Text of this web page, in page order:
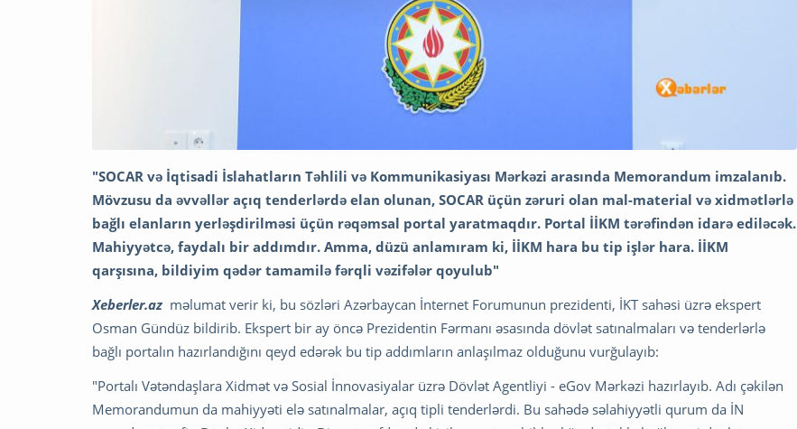
"SOCAR və İqtisadi İslahatların Təhlili və Kommunikasiyası Mərkəzi arasında Memorandum imzalanıb.
Mövzusu da əvvəllər açıq tenderlərdə elan olunan, SOCAR üçün zəruri olan mal-material və xidmətlərlə
bağlı elanların yerləşdirilməsi üçün rəqəmsal portal yaratmaqdır. Portal İİKM tərəfindən idarə ediləcək.
Mahiyyətcə, faydalı bir addımdır. Amma, düzü anlamıram ki, İİKM hara bu tip işlər hara. İİKM
qarşısına, bildiyim qədər tamamilə fərqli vəzifələr qoyulub"
Xeberler.az məlumat verir ki, bu sözləri Azərbaycan İnternet Forumunun prezidenti, İKT sahəsi üzrə ekspert
Osman Gündüz bildirib. Ekspert bir ay öncə Prezidentin Fərmanı əsasında dövlət satınalmaları və tenderlərlə
bağlı portalın hazırlandığını qeyd edərək bu tip addımların anlaşılmaz olduğunu vurğulayıb:
"Portalı Vətəndaşlara Xidmət və Sosial İnnovasiyalar üzrə Dövlət Agentliyi - eGov Mərkəzi hazırlayıb. Adı çəkilən
Memorandumun da mahiyyəti elə satınalmalar, açıq tipli tenderlərdi. Bu sahədə səlahiyyətli qurum da İN